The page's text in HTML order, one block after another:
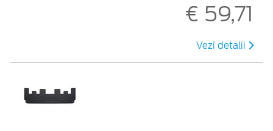
€ 59,71
Vezi detalii